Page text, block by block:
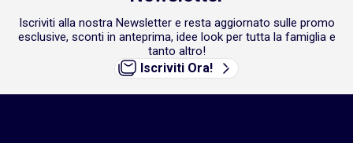
Iscriviti alla nostra Newsletter e resta aggiornato sulle promo
esclusive, sconti in anteprima, idee look per tutta la famiglia e
tanto altro!
Iscriviti Ora!